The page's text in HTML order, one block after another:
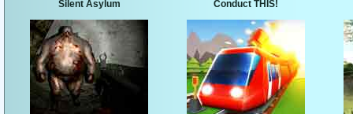
Silent Asylum Conduct THIS!